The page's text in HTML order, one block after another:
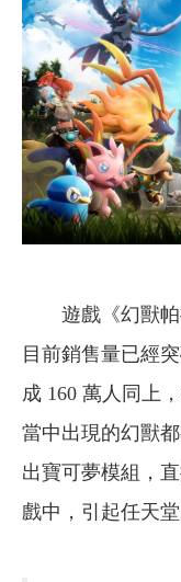
遊戲《幻獸
目前銷售量已經
成 160 萬人同上
當中出現的幻獸
出寶可夢模組，
戲中，引起任天